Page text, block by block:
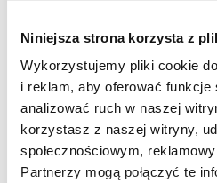
Niniejsza strona korzysta z
Wykorzystujemy pliki cookie
i reklam, aby oferować funkcje
analizować ruch w naszej
korzystasz z naszej witryny,
społecznościowym,
Partnerzy mogą połączyć te
modern classic?
&nbsp;